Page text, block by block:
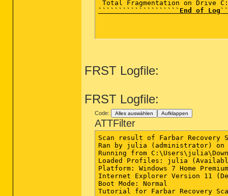
````````````````````End of
FRST Logfile:
FRST Logfile:
Code: Alles auswählen Aufklappen
ATTFilter
Scan result of Farbar Recovery
Ran by julia (administrator) on
Running from
Loaded Profiles: julia
Platform: Windows 7 Home
Internet Explorer Version 11
Boot Mode: Normal
Tutorial for Farbar Recovery